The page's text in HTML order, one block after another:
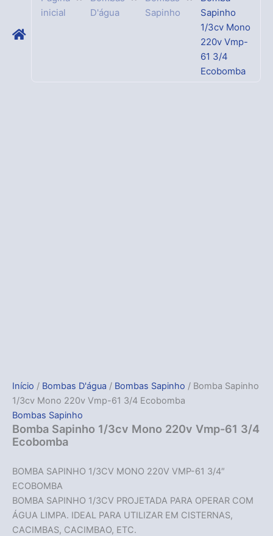
inicial
D'água
Sapinho
Sapinho
1/3cv Mono
220v Vmp-
61 3/4
Ecobomba
Início / Bombas D'água / Bombas Sapinho / Bomba Sapinho
1/3cv Mono 220v Vmp-61 3/4 Ecobomba
Bombas Sapinho
Bomba Sapinho 1/3cv Mono 220v Vmp-61 3/4
Ecobomba
BOMBA SAPINHO 1/3CV MONO 220V VMP-61 3/4″
ECOBOMBA
BOMBA SAPINHO 1/3CV PROJETADA PARA OPERAR COM
ÁGUA LIMPA. IDEAL PARA UTILIZAR EM CISTERNAS,
CACIMBAS, CACIMBAO, ETC.